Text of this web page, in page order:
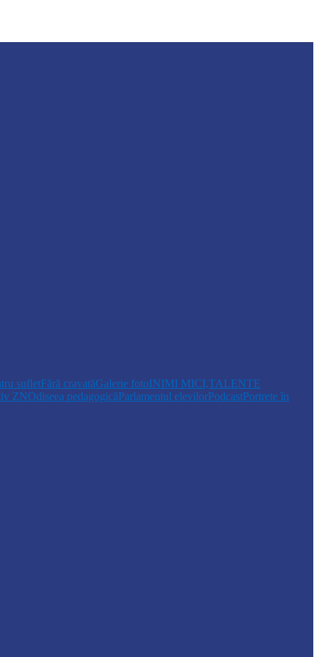
sufletFără cravatăGalerie fotoINIMI MICI,TALENTE
ZNOdiseea pedagogicăParlamentul elevilorPodcastPortrete în